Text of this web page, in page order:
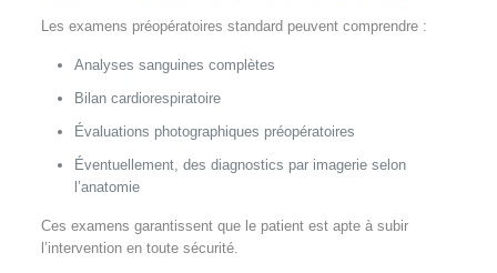
Les examens préopératoires standard peuvent comprendre :
Analyses sanguines complètes
Bilan cardiorespiratoire
Évaluations photographiques préopératoires
Éventuellement, des diagnostics par imagerie selon
l’anatomie
Ces examens garantissent que le patient est apte à subir
l’intervention en toute sécurité.